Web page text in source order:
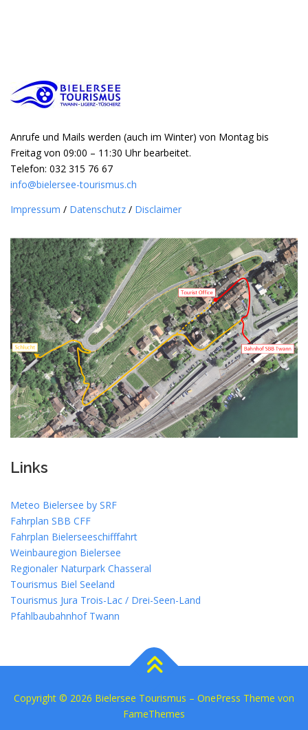
Anrufe und Mails werden (auch im Winter) von Montag bis
Freitag von 09:00 – 11:30 Uhr bearbeitet.
Telefon: 032 315 76 67
info@bielersee-tourismus.ch
Impressum / Datenschutz / Disclaimer
Links
Meteo Bielersee by SRF
Fahrplan SBB CFF
Fahrplan Bielerseeschifffahrt
Weinbauregion Bielersee
Regionaler Naturpark Chasseral
Tourismus Biel Seeland
Tourismus Jura Trois-Lac / Drei-Seen-Land
Pfahlbaubahnhof Twann
Copyright © 2026 Bielersee Tourismus – OnePress Theme von
FameThemes